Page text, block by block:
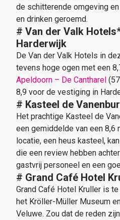
de schitterende omgeving
en drinken geroemd.
# Van der Valk Hotels
Harderwijk
De Van der Valk Hotels in
tevens hoge ogen met een
Apeldoorn – De Cantharel
8,9 voor de vestiging in
# Kasteel de
Het prachtige Kasteel de
een gemiddelde van een 8,6
locatie, een heus kasteel,
die een review hebben
gastvrij personeel en een
# Grand Café Hotel
Grand Café Hotel Kruller is
het Kröller-Müller Museum
Veluwe. Zou dat de reden